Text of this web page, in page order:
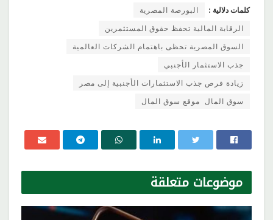
كلمات دلالية :
البورصة المصرية
الرقابة المالية تحفظ حقوق المستثمرين
السوق المصرية تحظى باهتمام الشركات العالمية
جذب الاستثمار الأجنبي
زيادة فرص جذب الاستثمارات الأجنبية إلى مصر
سوق المال موقع سوق المال
موضوعات متعلقة